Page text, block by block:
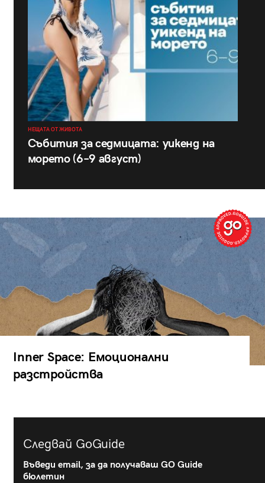
НЕЩАТА ОТ ЖИВОТА
Събития за седмицата: уикенд на
морето (6–9 август)
Inner Space: Емоционални
разстройства
Следвай GoGuide
Въведи email, за да получаваш GO Guide
бюлетин